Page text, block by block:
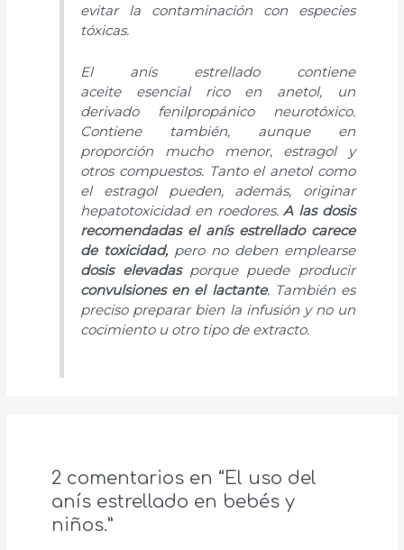
evitar la contaminación con especies
tóxicas.
El anís estrellado contiene
aceite esencial rico en anetol, un
derivado fenilpropánico neurotóxico.
Contiene también, aunque en
proporción mucho menor, estragol y
otros compuestos. Tanto el anetol como
el estragol pueden, además, originar
hepatotoxicidad en roedores.A las dosis
recomendadas el anís estrellado carece
de toxicidad,pero no deben emplearse
dosis elevadasporque puede producir
convulsiones en el lactante. También es
preciso preparar bien la infusión y no un
cocimiento u otro tipo de extracto.
2 comentarios en “El uso del
anís estrellado en bebés y
niños.”